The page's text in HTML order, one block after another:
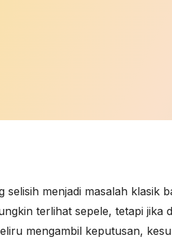
selisih menjadi masalah klasik
terlihat sepele, tetapi
mengambil keputusan,